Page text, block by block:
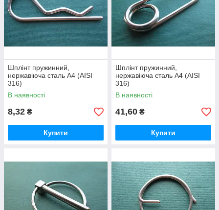
Шплінт пружинний,
нержавіюча сталь А4 (AISI
316)
В наявності
8,32 ₴
Купити
Шплінт пружинний,
нержавіюча сталь А4 (AISI
316)
В наявності
41,60 ₴
Купити